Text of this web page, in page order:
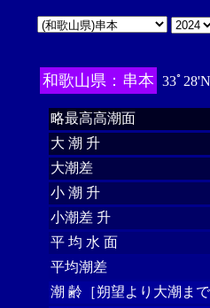
和歌山県：串本 33ﾟ
略最高高潮面
大 潮 升
大潮差
小 潮 升
小潮差 升
平 均 水 面
平均潮差
潮 齢［朔望より大潮まで